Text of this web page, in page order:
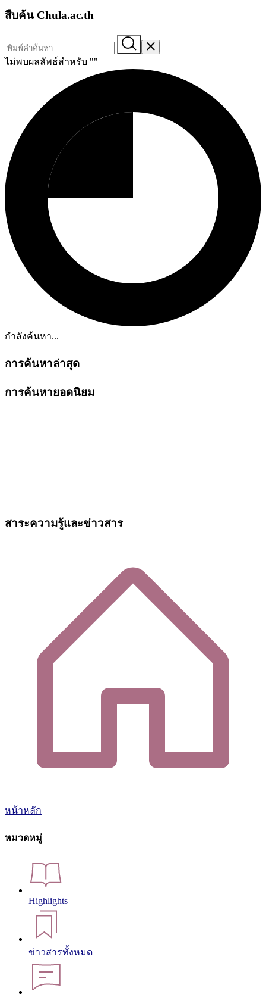
สืบค้น Chula.ac.th
ไม่พบผลลัพธ์สำหรับ ""
กำลังค้นหา...
การค้นหาล่าสุด
การค้นหายอดนิยม
สาระความรู้และข่าวสาร
หน้าหลัก
หมวดหมู่
Highlights
ข่าวสารทั้งหมด